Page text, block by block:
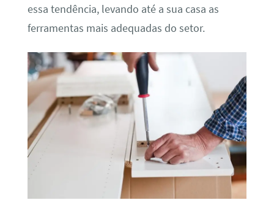
essa tendência, levando até a sua casa as
ferramentas mais adequadas do setor.